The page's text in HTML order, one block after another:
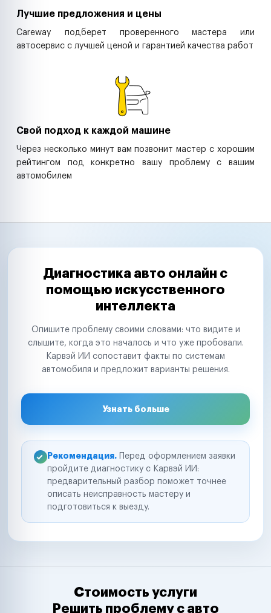
Лучшие предложения и цены
Careway подберет проверенного мастера или
автосервис с лучшей ценой и гарантией качества работ
Свой подход к каждой машине
Через несколько минут вам позвонит мастер с хорошим
рейтингом под конкретно вашу проблему с вашим
автомобилем
Диагностика авто онлайн с
помощью искусственного
интеллекта
Опишите проблему своими словами: что видите и
слышите, когда это началось и что уже пробовали.
Карвэй ИИ сопоставит факты по системам
автомобиля и предложит варианты решения.
Узнать больше
Рекомендация. Перед оформлением заявки
пройдите диагностику с Карвэй ИИ:
предварительный разбор поможет точнее
описать неисправность мастеру и
подготовиться к выезду.
Стоимость услуги
Решить проблему с авто